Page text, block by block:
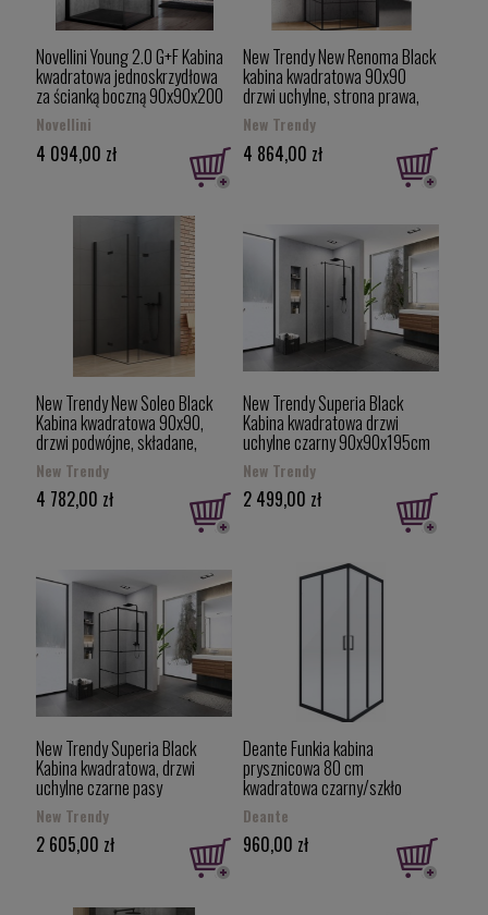
Novellini Young 2.0 G+F Kabina
kwadratowa jednoskrzydłowa
za ścianką boczną 90x90x200
cm profil czarny mat (Y2G87-
1H+Y2FG87-1H)
Novellini
4 094,00 zł
New Trendy New Renoma Black
kabina kwadratowa 90x90
drzwi uchylne, strona prawa,
czarna krata D-0274A/D-
0119B-WP
New Trendy
4 864,00 zł
New Trendy New Soleo Black
Kabina kwadratowa 90x90,
drzwi podwójne, składane,
czarne profile, D-0235A/D-
0239A
New Trendy
4 782,00 zł
New Trendy Superia Black
Kabina kwadratowa drzwi
uchylne czarny 90x90x195cm
K-0591
New Trendy
2 499,00 zł
New Trendy Superia Black
Kabina kwadratowa, drzwi
uchylne czarne pasy
90x90x195cm wersja prawa K-
0604
New Trendy
2 605,00 zł
Deante Funkia kabina
prysznicowa 80 cm
kwadratowa czarny/szkło
przezroczyste KYC_N42K
Deante
960,00 zł